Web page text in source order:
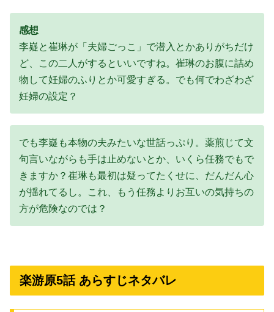
感想
李嶷と崔琳が「夫婦ごっこ」で潜入とかありがちだけ
ど、この二人がするといいですね。崔琳のお腹に詰め
物して妊婦のふりとか可愛すぎる。でも何でわざわざ
妊婦の設定？
でも李嶷も本物の夫みたいな世話っぷり。薬煎じて文
句言いながらも手は止めないとか、いくら任務でもで
きますか？崔琳も最初は疑ってたくせに、だんだん心
が揺れてるし。これ、もう任務よりお互いの気持ちの
方が危険なのでは？
楽游原5話 あらすじネタバレ